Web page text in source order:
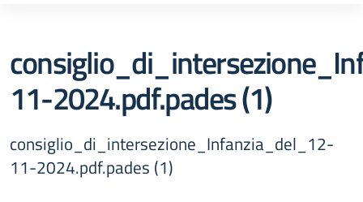
11-2024.pdf.pades (1)
consiglio_di_intersezione_Infanzia_del_12-
11-2024.pdf.pades (1)